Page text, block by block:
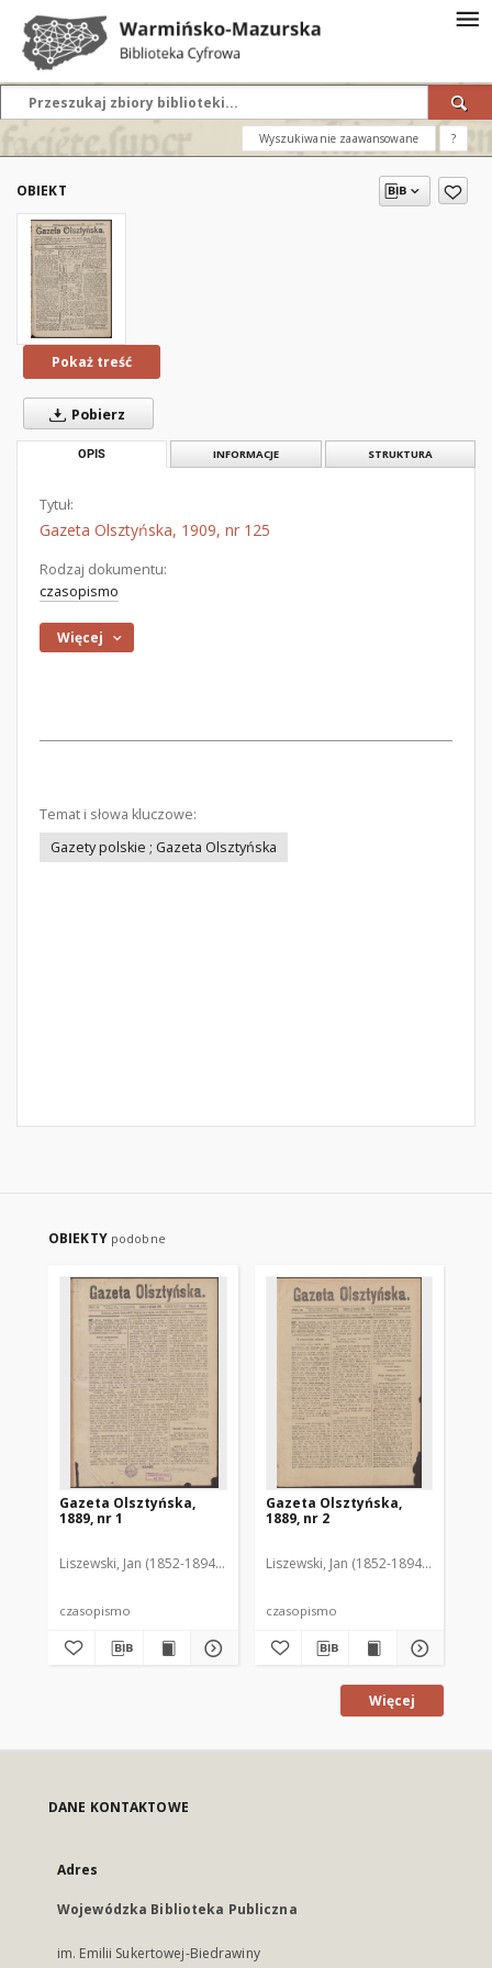
Wyszukiwanie zaawansowane ?
OBIEKT
Pokaż treść
Pobierz
OPIS INFORMACJE STRUKTURA
Tytuł:
Gazeta Olsztyńska, 1909, nr 125
Rodzaj dokumentu:
czasopismo
Więcej
Temat i słowa kluczowe:
Gazety polskie ; Gazeta Olsztyńska
OBIEKTY podobne
Gazeta Olsztyńska,
1889, nr 1
Liszewski, Jan (1852-1894). Red.
czasopismo
Gazeta Olsztyńska,
1889, nr 2
Liszewski, Jan (1852-1894). Red.
czasopismo
Więcej
DANE KONTAKTOWE
Adres
Wojewódzka Biblioteka Publiczna
im. Emilii Sukertowej-Biedrawiny